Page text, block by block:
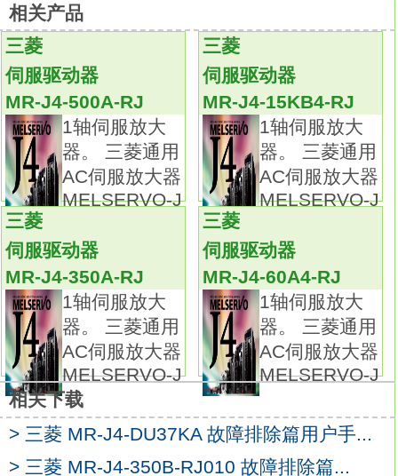
在伺服驱动器速度闭环中，
电机转子实时速度测量精度对于改善速度环的
转速控制动静态特性至关重要。
为寻求测量精度与系统成本的平衡，一般采用
增量式光电编码器作为测速传感器，
与其对应的常用测速方法为M/T测速法MR-J4-
22KA4
M/T测速法虽然具有一定的测量精度和较宽的
测量范围，
但这种方法有其固有的缺陷，
主要包括：测速周期内必须检测到至少一个完
整的码盘脉冲，限制了最低可测转速。
用于测速的2个控制系统定时器开关难以严格保
持同步，
在速度变化较大的测量场合中无法保证测速精
度。
因此应用该测速法的传统速度环设计方案难以
提高伺服驱动器速度跟随与控制性能。内容：
伺服放大器接头。
相关产品
三菱
伺服驱动器
MR-J4-500A-RJ
1轴伺服放大
器。 三菱通用
AC伺服放大器
MELSERVO-J
三菱
伺服驱动器
MR-J4-15KB4-RJ
1轴伺服放大
器。 三菱通用
AC伺服放大器
MELSERVO-J
三菱
伺服驱动器
MR-J4-350A-RJ
1轴伺服放大
器。 三菱通用
AC伺服放大器
MELSERVO-J
三菱
伺服驱动器
MR-J4-60A4-RJ
1轴伺服放大
器。 三菱通用
AC伺服放大器
MELSERVO-J
相关下载
> 三菱 MR-J4-DU37KA 故障排除篇用户手...
> 三菱 MR-J4-350B-RJ010 故障排除篇...